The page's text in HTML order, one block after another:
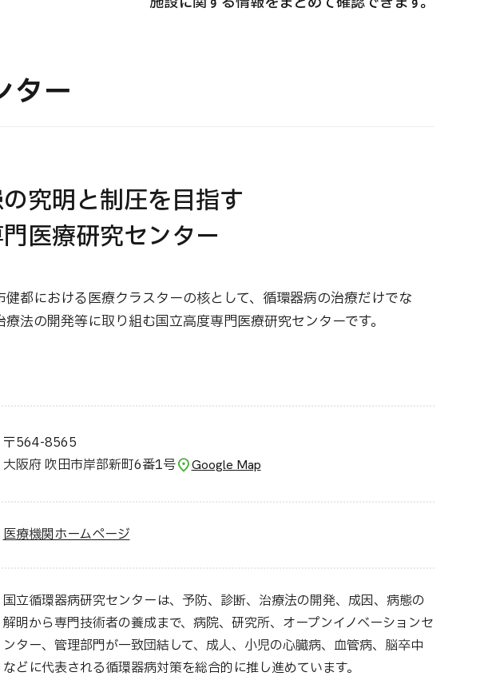
ター
究明と制圧を目指す
医療研究センター
健都における医療クラスターの核として、循環器病の治療だけでな
法の開発等に取り組む国立高度専門医療研究センターです。
〒564-8565
大阪府 吹田市岸部新町6番1号
Google Map
医療機関ホームページ
国立循環器病研究センターは、予防、診断、治療法の開発、成因、病態の
解明から専門技術者の養成まで、病院、研究所、オープンイノベーションセ
ンター、管理部門が一致団結して、成人、小児の心臓病、血管病、脳卒中
などに代表される循環器病対策を総合的に推し進めています。